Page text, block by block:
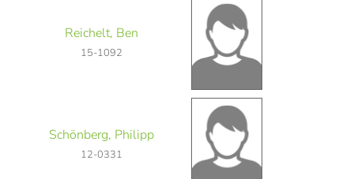
Reichelt, Ben
15-1092
Schönberg, Philipp
12-0331